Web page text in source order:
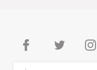
facebook twitter